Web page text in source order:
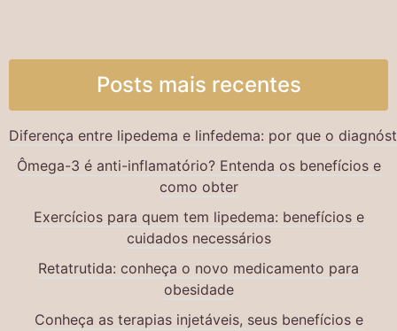
Posts mais recentes
Diferença entre lipedema e linfedema: por que o
Ômega-3 é anti-inflamatório? Entenda os benefícios e
como obter
Exercícios para quem tem lipedema: benefícios e
cuidados necessários
Retatrutida: conheça o novo medicamento para
obesidade
Conheça as terapias injetáveis, seus benefícios e